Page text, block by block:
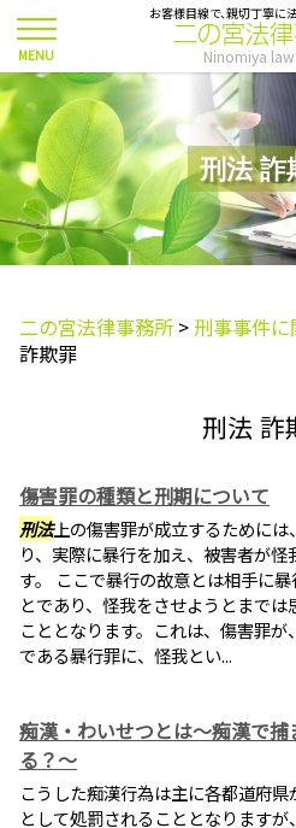
刑法 詐
お客様目線で、親切丁寧に
二の宮法
Ninomiya
二の宮法律事務所 >刑事事件
詐欺罪
刑法 詐
傷害罪の種類と刑期について
刑法上の傷害罪が成立するために
り、実際に暴行を加え、被害者が
す。 ここで暴行の故意とは相手に
とであり、怪我をさせようとまで
こととなります。これは、傷害罪
である暴行罪に、怪我とい...
痴漢・わいせつとは～痴漢で
る？～
こうした痴漢行為は主に各都道府
として処罰されることとなりますが、